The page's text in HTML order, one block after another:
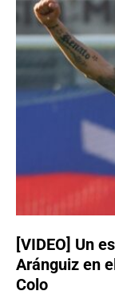
[VIDEO] Un
Aránguiz en
Colo